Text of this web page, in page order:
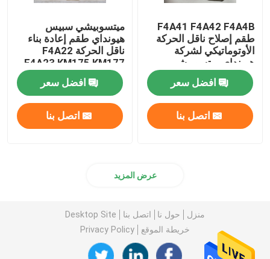
F4A41 F4A42 F4A4B
طقم إصلاح ناقل الحركة
الأوتوماتيكي لشركة
هيونداي ميتسوبيشي
افضل سعر
اتصل بنا
ميتسوبيشي سبيس
هيونداي طقم إعادة بناء
ناقل الحركة F4A22
F4A23 KM175 KM177
افضل سعر
اتصل بنا
عرض المزيد
منزل حول نا اتصل بنا
Desktop Site
خريطة الموقع
Privacy Policy